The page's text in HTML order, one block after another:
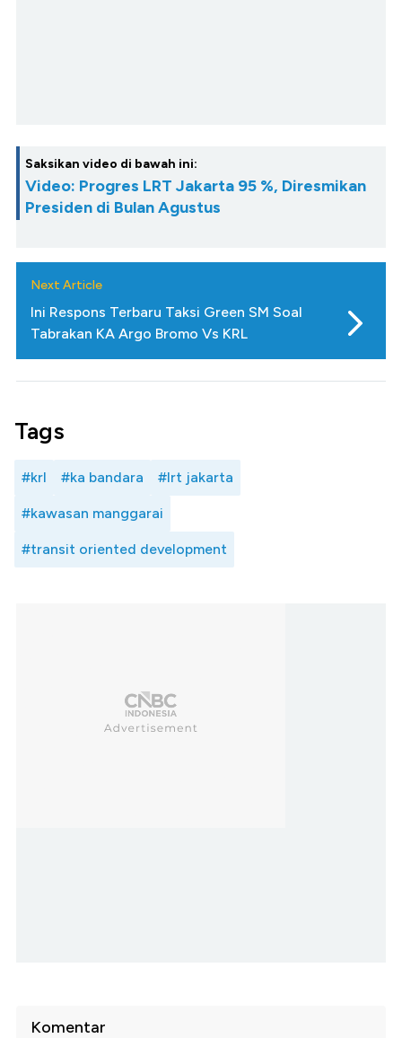
Saksikan video di bawah ini:
Video: Progres LRT Jakarta 95 %, Diresmikan
Presiden di Bulan Agustus
Next Article
Ini Respons Terbaru Taksi Green SM Soal
Tabrakan KA Argo Bromo Vs KRL
Tags
#krl #ka bandara #lrt jakarta
#kawasan manggarai
#transit oriented development
Komentar